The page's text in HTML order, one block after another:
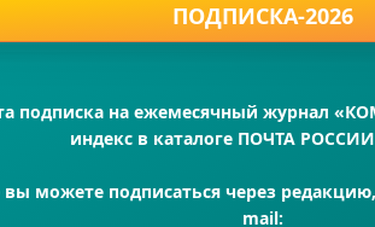
ПОДПИСКА-2026
подписка на ежемесячный журнал
индекс в каталоге ПОЧТА
вы можете подписаться через
mail: